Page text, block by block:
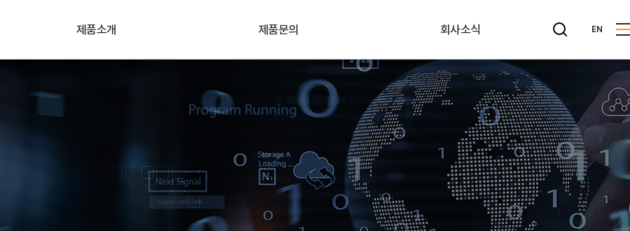
제품소개 제품문의
기술&견적문의
원격지원
회사소식
뉴스레터
사내게시판
EN